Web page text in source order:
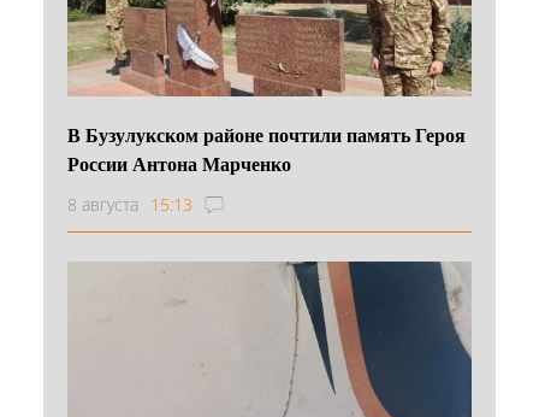
В Бузулукском районе почтили память Героя
России Антона Марченко
8 августа 15:13